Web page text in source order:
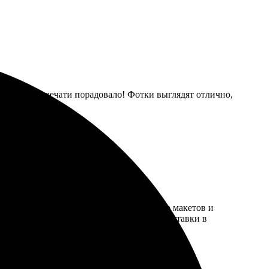
Качество печати порадовало! Фотки выглядят отлично,
Понравился разнообразный выбор макетов и
Особенно радовал доступный способ доставки в